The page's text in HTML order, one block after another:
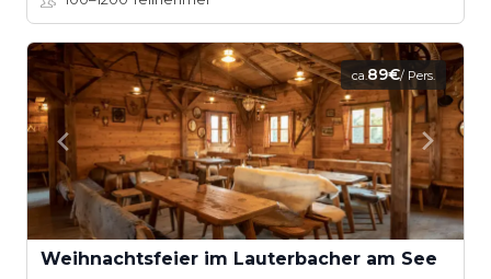
ca.89€/ Pers.
Weihnachtsfeier im Lauterbacher am See